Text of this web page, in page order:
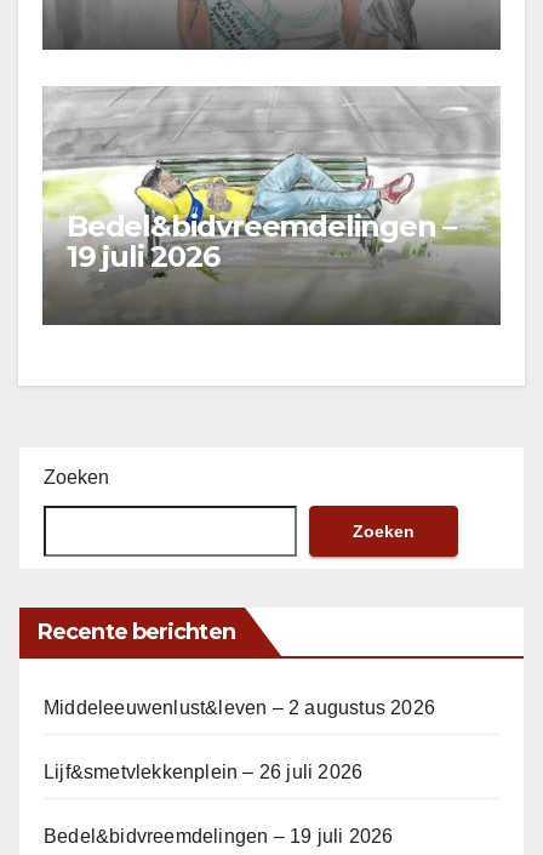
Bedel&bidvreemdelingen –
19 juli 2026
Zoeken
Zoeken
Recente berichten
Middeleeuwenlust&leven – 2 augustus 2026
Lijf&smetvlekkenplein – 26 juli 2026
Bedel&bidvreemdelingen – 19 juli 2026